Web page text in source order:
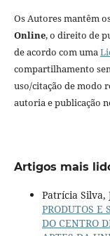
Os Autores mantêm
Online, o direito de
de acordo com uma
compartilhamento
uso/citação de modo
autoria e publicação
Artigos mais
Patrícia Silva,
PRODUTOS E
DO CENTRO